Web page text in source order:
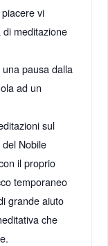
vi
meditazione
pausa dalla
ad un
sul
Nobile
il proprio
temporaneo
grande aiuto
che